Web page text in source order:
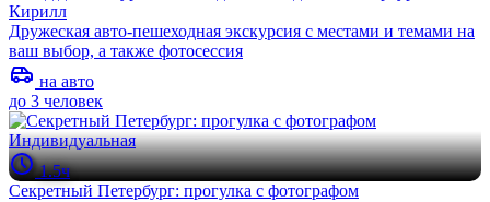
Кирилл
Дружеская авто-пешеходная экскурсия с местами и темами на
ваш выбор, а также фотосессия
на авто
до 3 человек
Индивидуальная
1.5ч
Секретный Петербург: прогулка с фотографом